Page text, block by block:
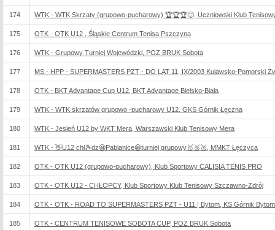
174 WTK - WTK Skrzaty (grupowo-pucharowy) 🏆🏆🏆🙂, Uczniowski Klub
175 OTK - OTK U12 , Śląskie Centrum Tenisa Pszczyna
176 WTK - Grupowy Turniej Wojewódzki, POZ BRUK Sobota
177 MS - HPP - SUPERMASTERS PZT - DO LAT 11, IX/2003 Kujawsko-Pomorski
178 OTK - BKT Advantage Cup U12, BKT Advantage Bielsko-Biała
179 WTK - WTK skrzatów grupowo -pucharowy U12, GKS Górnik Łęczna
180 WTK - Jesień U12 by WKT Mera, Warszawski Klub Tenisowy Mera
181 WTK - 👋U12 chł🎾dz😀Pabianice😀turniej grupowy🥇🥈🥉, MMKT Łęczyca
182 OTK - OTK U12 (grupowo-pucharowy), Klub Sportowy CALISIA TENIS PRO
183 OTK - OTK U12 - CHŁOPCY, Klub Sportowy Klub Tenisowy Szczawno-Zdrój
184 OTK - OTK - ROAD TO SUPERMASTERS PZT - U11 | Bytom, KS Górnik Bytom
185 OTK - CENTRUM TENISOWE SOBOTA CUP, POZ BRUK Sobota